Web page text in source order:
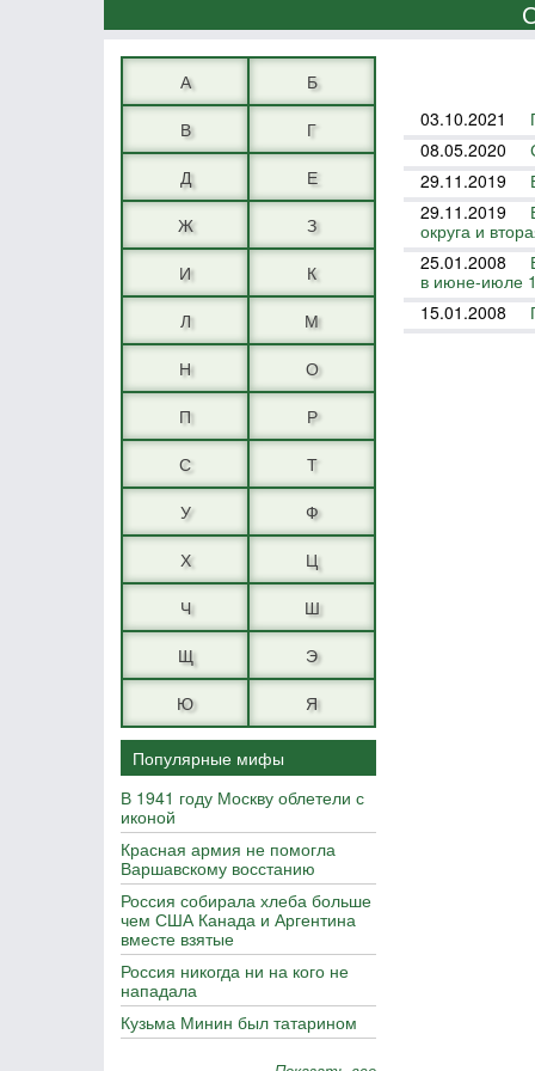
А
Б
В
Г
Д
Е
Ж
З
И
К
Л
М
Н
О
П
Р
С
Т
У
Ф
Х
Ц
Ч
Ш
Щ
Э
Ю
Я
Популярные мифы
В 1941 году Москву облетели с
иконой
Красная армия не помогла
Варшавскому восстанию
Россия собирала хлеба больше
чем США Канада и Аргентина
вместе взятые
Россия никогда ни на кого не
нападала
Кузьма Минин был татарином
03.10.2021
08.05.2020
29.11.2019
29.11.2019
округа и
25.01.2008
в июне-июле
15.01.2008